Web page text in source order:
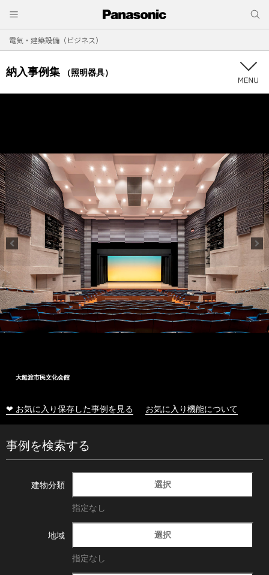
電気・建築設備（ビジネス）
納入事例集 （照明器具）
大船渡市民文化会館
❤ お気に入り保存した事例を見る お気に入り機能について
事例を検索する
建物分類 選択
指定なし
地域 選択
指定なし